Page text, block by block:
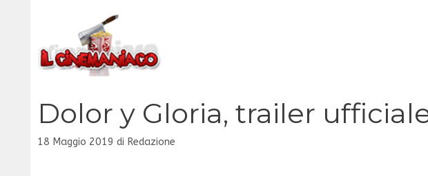
contenuto
Dolor y Gloria, trailer
18 Maggio 2019 di Redazione